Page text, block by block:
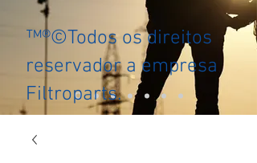
™®©Todos os direitos
reservador a empresa
Filtroparts.